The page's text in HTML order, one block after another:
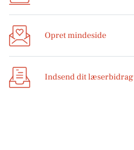
Opret mindeside
Indsend dit læserbidrag